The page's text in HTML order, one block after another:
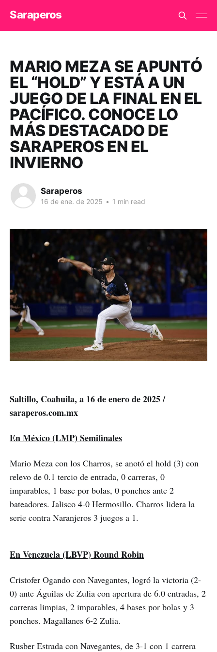
Saraperos
MARIO MEZA SE APUNTÓ
EL “HOLD” Y ESTÁ A UN
JUEGO DE LA FINAL EN EL
PACÍFICO. CONOCE LO
MÁS DESTACADO DE
SARAPEROS EN EL
INVIERNO
Saraperos
16 de ene. de 2025 • 1 min read
Saltillo, Coahuila, a 16 de enero de 2025 /
saraperos.com.mx
En México (LMP) Semifinales
Mario Meza con los Charros, se anotó el hold (3) con
relevo de 0.1 tercio de entrada, 0 carreras, 0
imparables, 1 base por bolas, 0 ponches ante 2
bateadores. Jalisco 4-0 Hermosillo. Charros lidera la
serie contra Naranjeros 3 juegos a 1.
En Venezuela (LBVP) Round Robin
Cristofer Ogando con Navegantes, logró la victoria (2-
0) ante Águilas de Zulia con apertura de 6.0 entradas, 2
carreras limpias, 2 imparables, 4 bases por bolas y 3
ponches. Magallanes 6-2 Zulia.
Rusber Estrada con Navegantes, de 3-1 con 1 carrera